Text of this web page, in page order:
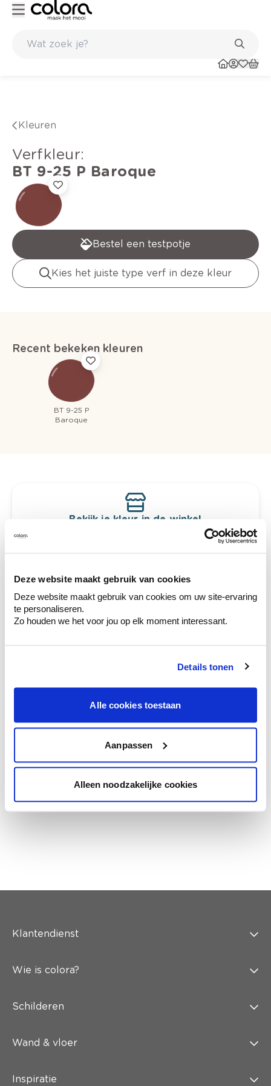
Deze website maakt gebruik van cookies
Deze website maakt gebruik van cookies om uw site-ervaring
te personaliseren.
Zo houden we het voor jou op elk moment interessant.
Details tonen
Alle cookies toestaan
Aanpassen
Alleen noodzakelijke cookies
Kleuren
verfkleur:
BT 9-25 P Baroque
Bestel een testpotje
Kies het juiste type verf in deze kleur
Recent bekeken kleuren
BT 9-25 P
Baroque
Bekijk je kleur in de winkel
Ontdek er kleurechte stalen van je
te verfijnen.
Krijg persoonlijk advies om kleuren te
combineren.
Krijg kleuradvies op basis van de lichtinval
en je meubels.
Krijg ineens een technologische check-up
Klantendienst
Wie is colora?
Schilderen
Wand & vloer
Inspiratie